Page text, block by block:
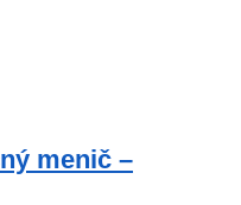
menič –